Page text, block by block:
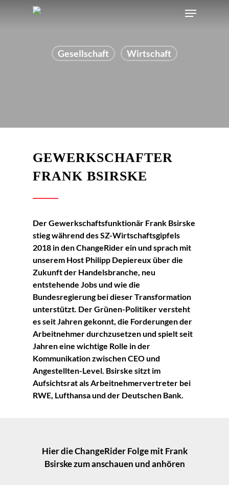
Gesellschaft Wirtschaft
GEWERKSCHAFTER
FRANK BSIRSKE
Der Gewerkschaftsfunktionär Frank Bsirske
stieg während des SZ-Wirtschaftsgipfels
2018 in den ChangeRider ein und sprach mit
unserem Host Philipp Depiereux über die
Zukunft der Handelsbranche, neu
entstehende Jobs und wie die
Bundesregierung bei dieser Transformation
unterstützt. Der Grünen-Politiker versteht
es seit Jahren gekonnt, die Forderungen der
Arbeitnehmer durchzusetzen und spielt seit
Jahren eine wichtige Rolle in der
Kommunikation zwischen CEO und
Angestellten-Level. Bsirske sitzt im
Aufsichtsrat als Arbeitnehmervertreter bei
RWE, Lufthansa und der Deutschen Bank.
Hier die ChangeRider Folge mit Frank
Bsirske zum anschauen und anhören